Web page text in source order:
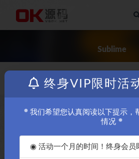
Sublime
价格 发布日期
终身VIP限时活
我们希望您认真阅读以下提示，
情况
◉ 活动一个月的时间！终身会员